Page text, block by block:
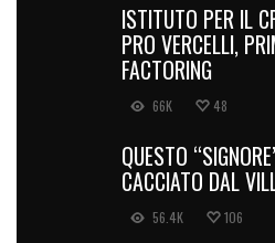
ISTITUTO PER IL
PRO VERCELLI,
FACTORING
66K 48
QUESTO
CACCIATO DAL
56.4K 106